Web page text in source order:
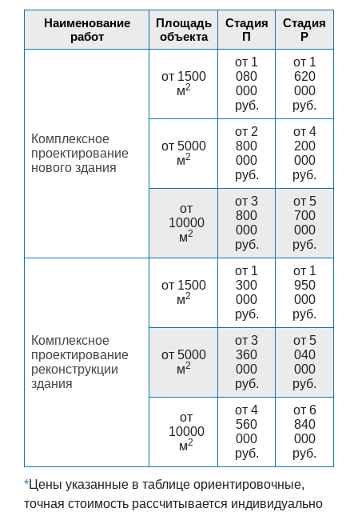
Наименование
работ
Площадь
объекта
Стадия
П
Стадия
Р
Комплексное
проектирование
нового здания
от 1500
м2
от 1
080
000
руб.
от 1
620
000
руб.
от 5000
м2
от 2
800
000
руб.
от 4
200
000
руб.
от
10000
м2
от 3
800
000
руб.
от 5
700
000
руб.
Комплексное
проектирование
реконструкции
здания
от 1500
м2
от 1
300
000
руб.
от 1
950
000
руб.
от 5000
м2
от 3
360
000
руб.
от 5
040
000
руб.
от
10000
м2
от 4
560
000
руб.
от 6
840
000
руб.
*Цены указанные в таблице ориентировочные,
точная стоимость рассчитывается индивидуально